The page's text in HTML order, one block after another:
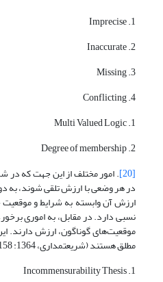
1. Imprecise
2. Inaccurate
3. Missing
4. Conflicting
1. Multi Valued Logic
2. Degree of membership
[20]
. امور مختلف از این جهت که در
در هر وضعی با ارزش تلقی شوند، به
ارزش آن وابسته به شرایط و
نسبی دارد. در مقابل، به اموری
موقعیت‌های گوناگون، ارزش دارند.
مطلق هستند (شریعتمداری، 1364: 158).
1. Incommensurability Thesis